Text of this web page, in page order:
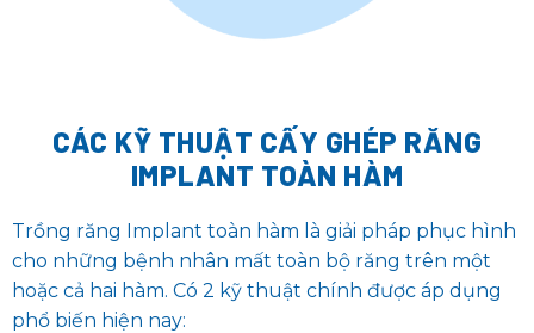
CÁC KỸ THUẬT CẤY GHÉP RĂNG
IMPLANT TOÀN HÀM
Trồng răng Implant toàn hàm là giải pháp phục hình
cho những bệnh nhân mất toàn bộ răng trên một
hoặc cả hai hàm. Có 2 kỹ thuật chính được áp dụng
phổ biến hiện nay: